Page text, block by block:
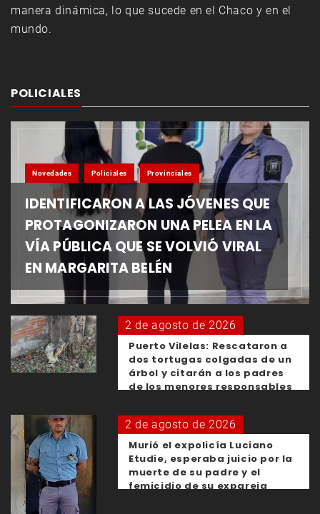
manera dinámica, lo que sucede en el Chaco y en el
mundo.
POLICIALES
Novedades Policiales Provinciales
IDENTIFICARON A LAS JÓVENES QUE
PROTAGONIZARON UNA PELEA EN LA
VÍA PÚBLICA QUE SE VOLVIÓ VIRAL
EN MARGARITA BELÉN
2 de agosto de 2026
Puerto Vilelas: Rescataron a
dos tortugas colgadas de un
árbol y citarán a los padres
de los menores responsables
2 de agosto de 2026
Murió el expolicía Luciano
Etudie, esperaba juicio por la
muerte de su padre y el
femicidio de su expareja